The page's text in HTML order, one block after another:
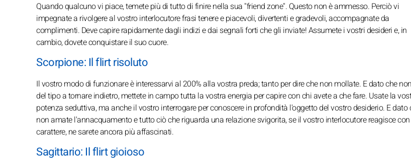
Quando qualcuno vi piace, temete più di tutto di finire nella sua "friend zone". Questo non è ammesso. Perciò vi
impegnate a rivolgere al vostro interlocutore frasi tenere e piacevoli, divertenti e gradevoli, accompagnate da
complimenti. Deve capire rapidamente dagli indizi e dai segnali forti che gli inviate! Assumete i vostri desideri e, in
cambio, dovete conquistare il suo cuore.
Scorpione: Il flirt risoluto
Il vostro modo di funzionare è interessarvi al 200% alla vostra preda; tanto per dire che non mollate. E dato che
del tipo a tornare indietro, mettete in campo tutta la vostra energia per capire con chi avete a che fare. Usate la
potenza seduttiva, ma anche il vostro interrogare per conoscere in profondità l'oggetto del vostro desiderio. E dato
non amate l'annacquamento e tutto ciò che riguarda una relazione svigorita, se il vostro interlocutore reagisce con
carattere, ne sarete ancora più affascinati.
Sagittario: Il flirt gioioso